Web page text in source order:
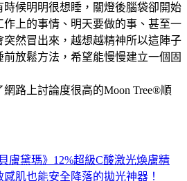
候明明很想睡，關燈後腦袋卻開始
作上的事情、明天要做的事、甚至一
然冒出來，越想越精神所以這陣子
放鬆方法，希望能慢慢建立一個固
路上討論度很高的Moon Tree®順
膚黛瑪》12%超級C酸激光煥膚精
肌也能安全降落的拋光神器！